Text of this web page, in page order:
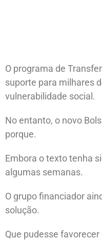
O programa de
suporte para milhares
vulnerabilidade social.
No entanto, o novo
porque.
Embora o texto tenha
algumas semanas.
O grupo financiador
solução.
Que pudesse